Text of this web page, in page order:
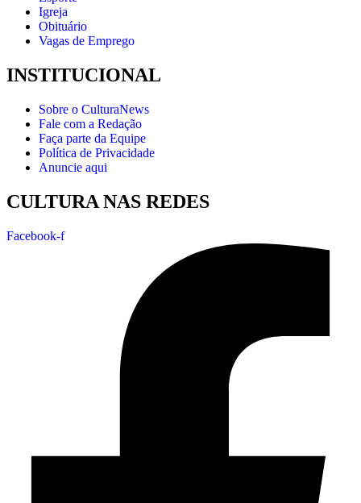
Igreja
Obituário
Vagas de Emprego
INSTITUCIONAL
Sobre o CulturaNews
Fale com a Redação
Faça parte da Equipe
Política de Privacidade
Anuncie aqui
CULTURA NAS REDES
Facebook-f